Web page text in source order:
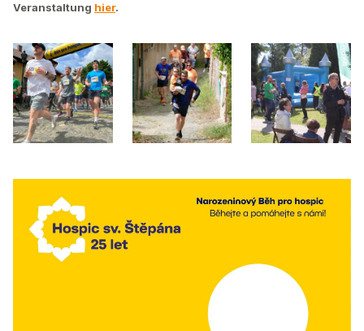
Veranstaltung hier.